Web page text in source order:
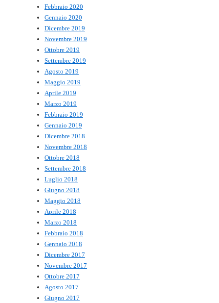
Febbraio 2020
Gennaio 2020
Dicembre 2019
Novembre 2019
Ottobre 2019
Settembre 2019
Agosto 2019
Maggio 2019
Aprile 2019
Marzo 2019
Febbraio 2019
Gennaio 2019
Dicembre 2018
Novembre 2018
Ottobre 2018
Settembre 2018
Luglio 2018
Giugno 2018
Maggio 2018
Aprile 2018
Marzo 2018
Febbraio 2018
Gennaio 2018
Dicembre 2017
Novembre 2017
Ottobre 2017
Agosto 2017
Giugno 2017